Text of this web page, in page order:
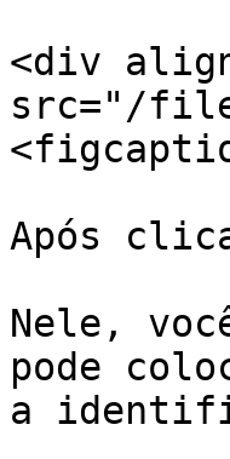
<div
src="/
Após
Nele,
pode
a